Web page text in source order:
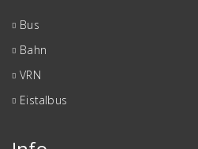
Bus
Bahn
VRN
Eistalbus